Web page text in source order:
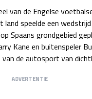
van de Engelse
land speelde een
Spaans grondgebied
Kane en buitenspeler
de autosport van
ADVERTENTIE